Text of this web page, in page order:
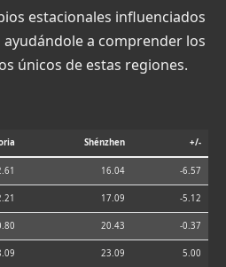
estacionales influenciados
a comprender los
únicos de estas regiones.
Shénzhen +/-
16.04 -6.57
17.09 -5.12
20.43 -0.37
23.09 5.00